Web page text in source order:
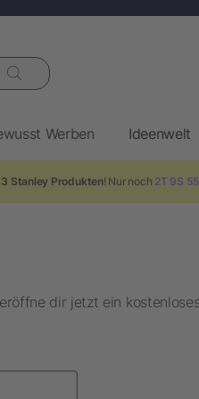
Werben Ideenwelt
Stanley Produkten! Nur noch 2T 9S
dir jetzt ein